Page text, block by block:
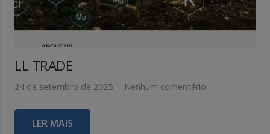
LL TRADE
24 de setembro de 2025 Nenhum comentário
LER MAIS